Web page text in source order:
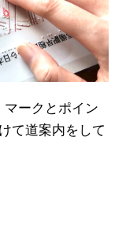
ークとポイン
て道案内をして